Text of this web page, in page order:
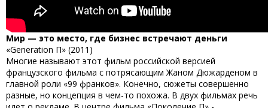
Мир — это место, где бизнес встречают деньги
«Generation П» (2011)
Многие называют этот фильм российской версией
французского фильма с потрясающим Жаном Дюжарденом в
главной роли «99 франков». Конечно, сюжеты совершенно
разные, но концепция в чем-то похожа. В двух фильмах речь